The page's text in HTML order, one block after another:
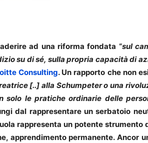
ad una riforma fondata “sul
su di sé, sulla propria capacità di
Consulting. Un rapporto che non
[..] alla Schumpeter o una
solo le pratiche ordinarie delle
dal rappresentare un serbatoio
rappresenta un potente strumento
apprendimento permanente. Ancor